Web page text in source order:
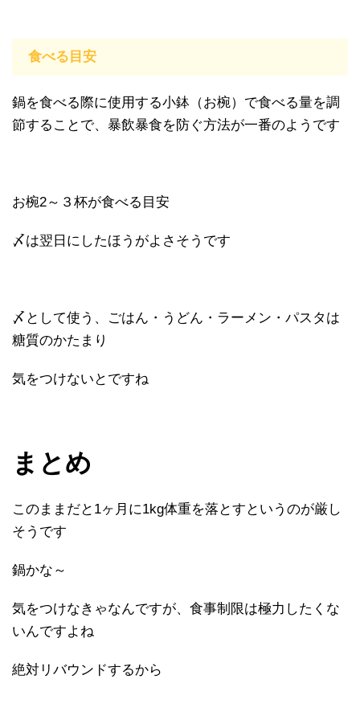
食べる目安
鍋を食べる際に使用する小鉢（お椀）で食べる量を調
節することで、暴飲暴食を防ぐ方法が一番のようです
お椀2～３杯が食べる目安
〆は翌日にしたほうがよさそうです
〆として使う、ごはん・うどん・ラーメン・パスタは
糖質のかたまり
気をつけないとですね
まとめ
このままだと1ヶ月に1kg体重を落とすというのが厳し
そうです
鍋かな～
気をつけなきゃなんですが、食事制限は極力したくな
いんですよね
絶対リバウンドするから